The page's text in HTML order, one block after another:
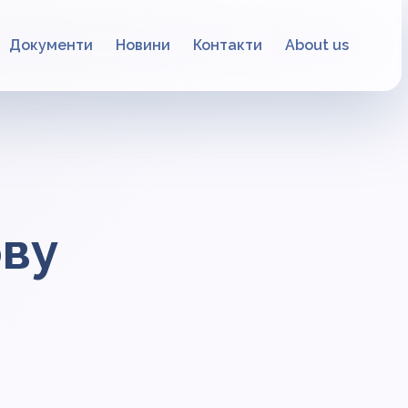
Документи Новини Контакти About us